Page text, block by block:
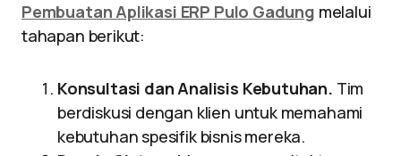
Pembuatan Aplikasi ERP Pulo Gadung melalui
tahapan berikut:
Konsultasi dan Analisis Kebutuhan. Tim
berdiskusi dengan klien untuk memahami
kebutuhan spesifik bisnis mereka.